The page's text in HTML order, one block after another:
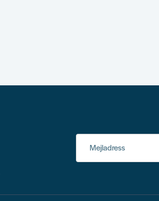
Mejladress